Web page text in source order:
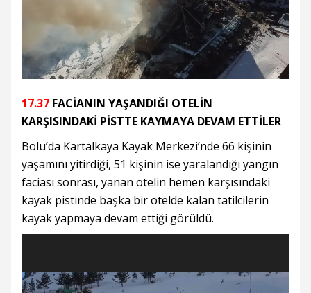
17.37 FACİANIN YAŞANDIĞI OTELİN
KARŞISINDAKİ PİSTTE KAYMAYA DEVAM ETTİLER
Bolu’da Kartalkaya Kayak Merkezi’nde 66 kişinin
yaşamını yitirdiği, 51 kişinin ise yaralandığı yangın
faciası sonrası, yanan otelin hemen karşısındaki
kayak pistinde başka bir otelde kalan tatilcilerin
kayak yapmaya devam ettiği görüldü.